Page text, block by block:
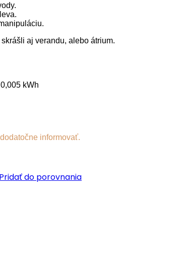
aj verandu, alebo átrium.
kWh
informovať.
Pridať do porovnania